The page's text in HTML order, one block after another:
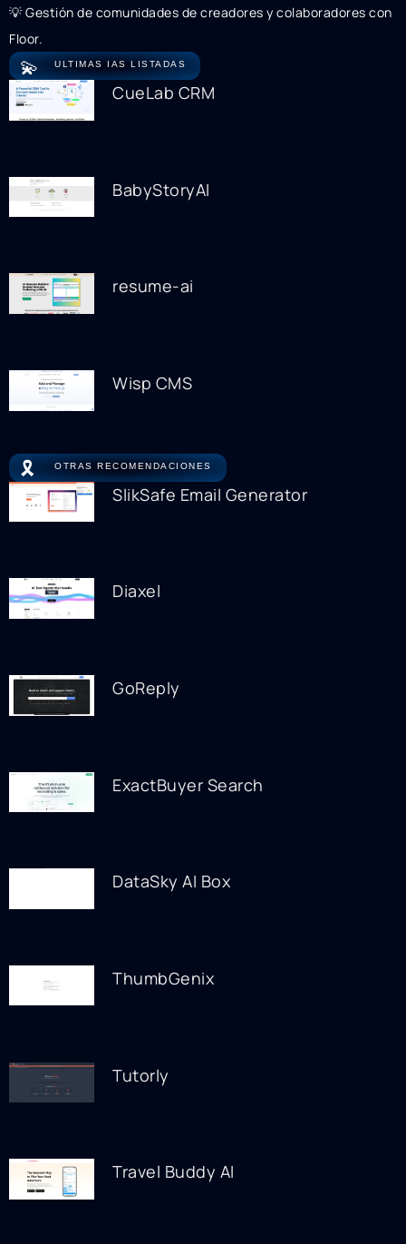
💡 Gestión de comunidades de creadores y colaboradores con
Floor.
💫 ULTIMAS IAS LISTADAS
CueLab CRM
BabyStoryAI
resume-ai
Wisp CMS
🎗️ OTRAS RECOMENDACIONES
SlikSafe Email Generator
Diaxel
GoReply
ExactBuyer Search
DataSky AI Box
ThumbGenix
Tutorly
Travel Buddy AI